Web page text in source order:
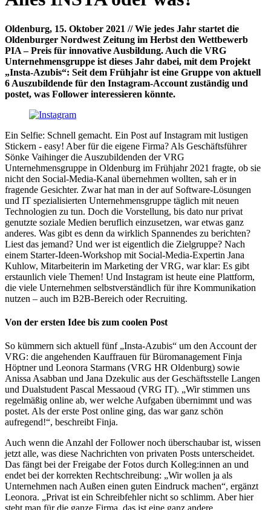
Oldenburg, 15. Oktober 2021 // Wie jedes Jahr startet die
Oldenburger Nordwest Zeitung im Herbst den Wettbewerb
PIA – Preis für innovative Ausbildung. Auch die VRG
Unternehmensgruppe ist dieses Jahr dabei, mit dem Projekt
„Insta-Azubis“: Seit dem Frühjahr ist eine Gruppe von aktuell
6 Auszubildende für den Instagram-Account zuständig und
postet, was Follower interessieren könnte.
Ein Selfie: Schnell gemacht. Ein Post auf Instagram mit lustigen
Stickern - easy! Aber für die eigene Firma? Als Geschäftsführer
Sönke Vaihinger die Auszubildenden der VRG
Unternehmensgruppe in Oldenburg im Frühjahr 2021 fragte, ob sie
nicht den Social-Media-Kanal übernehmen wollten, sah er in
fragende Gesichter. Zwar hat man in der auf Software-Lösungen
und IT spezialisierten Unternehmensgruppe täglich mit neuen
Technologien zu tun. Doch die Vorstellung, bis dato nur privat
genutzte soziale Medien beruflich einzusetzen, war etwas ganz
anderes. Was gibt es denn da wirklich Spannendes zu berichten?
Liest das jemand? Und wer ist eigentlich die Zielgruppe? Nach
einem Starter-Ideen-Workshop mit Social-Media-Expertin Jana
Kuhlow, Mitarbeiterin im Marketing der VRG, war klar: Es gibt
erstaunlich viele Themen! Und Instagram ist heute eine Plattform,
die viele Unternehmen selbstverständlich für ihre Kommunikation
nutzen – auch im B2B-Bereich oder Recruiting.
Von der ersten Idee bis zum coolen Post
So kümmern sich aktuell fünf „Insta-Azubis“ um den Account der
VRG: die angehenden Kauffrauen für Büromanagement Finja
Höptner und Leonora Starmans (VRG HR Oldenburg) sowie
Anissa Asabban und Jana Dzekulic aus der Geschäftsstelle Langen
und Dualstudent Pascal Messaoud (VRG IT). „Wir stimmen uns
regelmäßig online ab, wer welche Aufgaben übernimmt und was
postet. Als der erste Post online ging, das war ganz schön
aufregend!“, beschreibt Finja.
Auch wenn die Anzahl der Follower noch überschaubar ist, wissen
jetzt alle, was diese Nachrichten von privaten Posts unterscheidet.
Das fängt bei der Freigabe der Fotos durch Kolleg:innen an und
endet bei der korrekten Rechtschreibung: „Wir wollen ja als
Unternehmen nach Außen einen guten Eindruck machen“, ergänzt
Leonora. „Privat ist ein Schreibfehler nicht so schlimm. Aber hier